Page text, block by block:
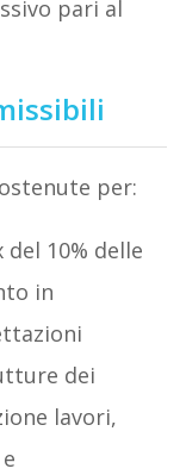
pari al
per:
10% delle
in
dei
lavori,